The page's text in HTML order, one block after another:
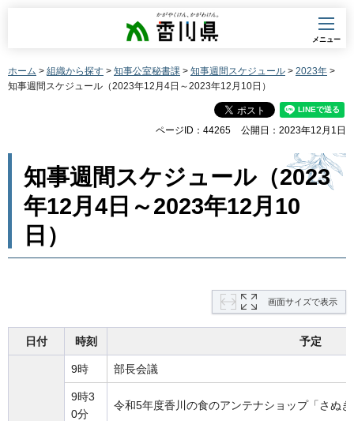
香川県
メニュー
ホーム > 組織から探す > 知事公室秘書課 > 知事週間スケジュール > 2023年 >
知事週間スケジュール（2023年12月4日～2023年12月10日）
ページID：44265 公開日：2023年12月1日
知事週間スケジュール（2023
年12月4日～2023年12月10
日）
画面サイズで表示
日付 時刻 予定
9時 部長会議
9時3
0分
令和5年度香川の食のアンテナショップ「さぬ